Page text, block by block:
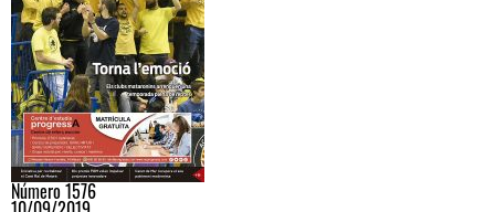
Número 1576